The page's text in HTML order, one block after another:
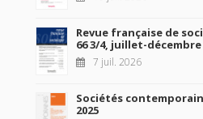
Revue française de
66 3/4, juillet-décembre
7 juil. 2026
Sociétés
2025